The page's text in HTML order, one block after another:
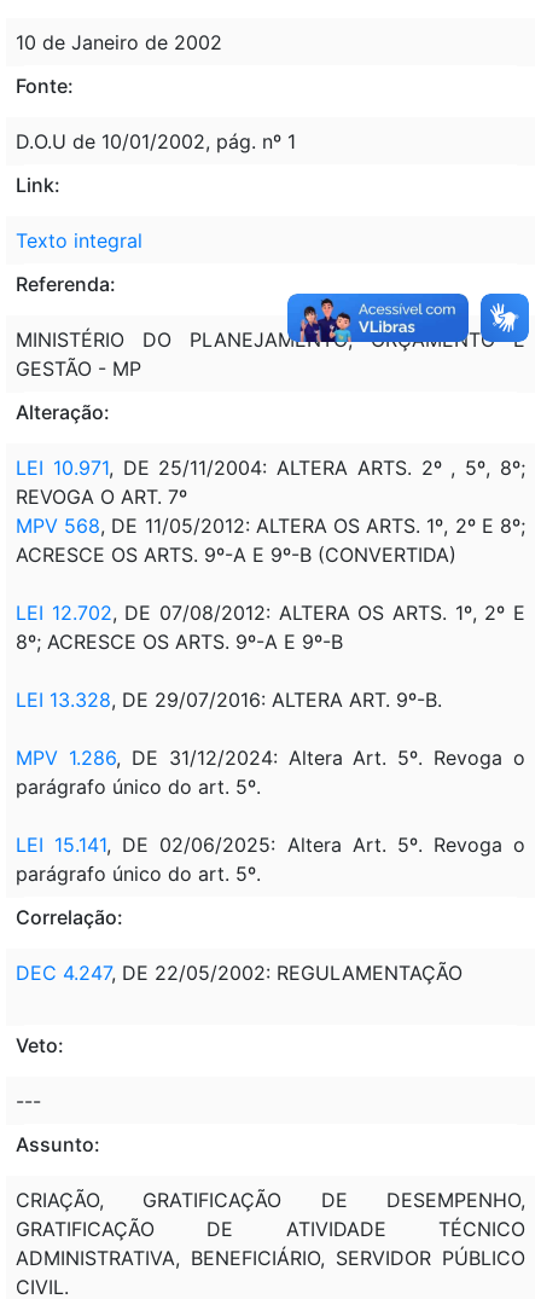
10 de Janeiro de 2002
Fonte:
D.O.U de 10/01/2002, pág. nº 1
Link:
Texto integral
Referenda:
MINISTÉRIO DO PLANEJAMENTO; ORÇAMENTO E
GESTÃO - MP
Alteração:
LEI 10.971, DE 25/11/2004: ALTERA ARTS. 2º , 5º, 8º;
REVOGA O ART. 7º
MPV 568, DE 11/05/2012: ALTERA OS ARTS. 1º, 2º E 8º;
ACRESCE OS ARTS. 9º-A E 9º-B (CONVERTIDA)
LEI 12.702, DE 07/08/2012: ALTERA OS ARTS. 1º, 2º E
8º; ACRESCE OS ARTS. 9º-A E 9º-B
LEI 13.328, DE 29/07/2016: ALTERA ART. 9º-B.
MPV 1.286, DE 31/12/2024: Altera Art. 5º. Revoga o
parágrafo único do art. 5º.
LEI 15.141, DE 02/06/2025: Altera Art. 5º. Revoga o
parágrafo único do art. 5º.
Correlação:
DEC 4.247, DE 22/05/2002: REGULAMENTAÇÃO
Veto:
---
Assunto:
CRIAÇÃO, GRATIFICAÇÃO DE DESEMPENHO,
GRATIFICAÇÃO DE ATIVIDADE TÉCNICO
ADMINISTRATIVA, BENEFICIÁRIO, SERVIDOR PÚBLICO
CIVIL.